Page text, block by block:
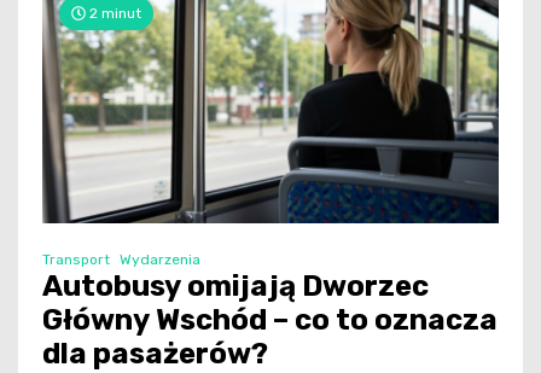
2 minut
Transport Wydarzenia
Autobusy omijają Dworzec
Główny Wschód – co to oznacza
dla pasażerów?